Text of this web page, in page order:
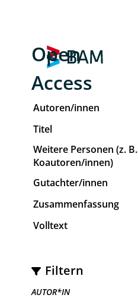
Open
Access
Autoren/innen
Titel
Weitere Personen (z. B.
Koautoren/innen)
Gutachter/innen
Zusammenfassung
Volltext
Filtern
AUTOR*IN